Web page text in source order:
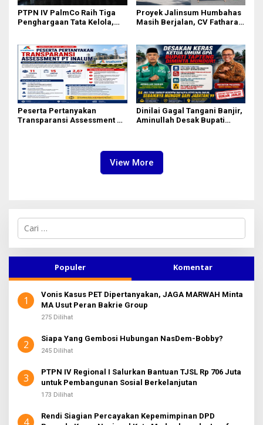
PTPN IV PalmCo Raih Tiga
Penghargaan Tata Kelola,
Proyek Jalinsum Humbahas
Masih Berjalan, CV Fathara
Peserta Pertanyakan
Transparansi Assessment PT
Dinilai Gagal Tangani Banjir,
Aminullah Desak Bupati
View More
C
i
n
u
k
Populer Komentar
1
Vonis Kasus PET Dipertanyakan, JAGA MARWAH Minta
MA Usut Peran Bakrie Group
275 Dilihat
2 Siapa Yang Gembosi Hubungan NasDem-Bobby?
245 Dilihat
3
PTPN IV Regional I Salurkan Bantuan TJSL Rp 706 Juta
untuk Pembangunan Sosial Berkelanjutan
173 Dilihat
4
Rendi Siagian Percayakan Kepemimpinan DPD